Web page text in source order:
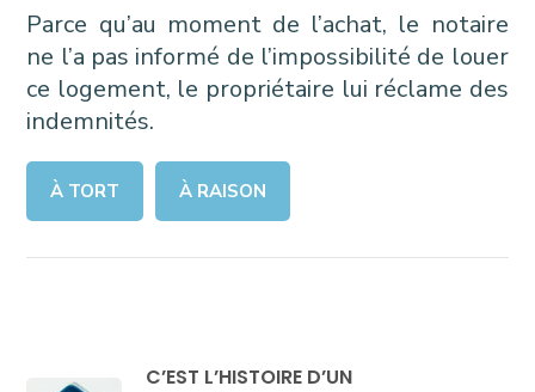
Parce qu’au moment de l’achat, le notaire
ne l’a pas informé de l’impossibilité de louer
ce logement, le propriétaire lui réclame des
indemnités.
À TORT À RAISON
C’EST L’HISTOIRE D’UN